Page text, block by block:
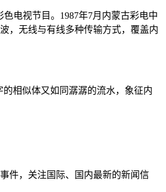
电视节目。1987年7月内蒙古彩电中
，无线与有线多种传输方式，覆盖内
相似体又如同潺潺的流水，象征内
件，关注国际、国内最新的新闻信